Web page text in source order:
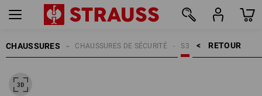
CHAUSSURES RETOUR    >
S3
CHAUSSURES DE SÉCURITÉ